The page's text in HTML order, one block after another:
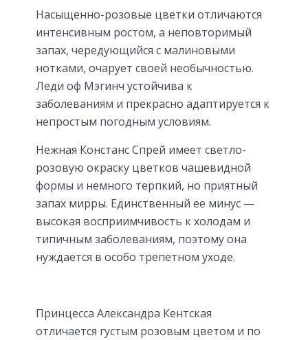
Насыщенно-розовые цветки отличаются
интенсивным ростом, а неповторимый
запах, чередующийся с малиновыми
нотками, очарует своей необычностью.
Леди оф Мэгинч устойчива к
заболеваниям и прекрасно адаптируется к
непростым погодным условиям.
Нежная Констанс Спрей имеет светло-
розовую окраску цветков чашевидной
формы и немного терпкий, но приятный
запах мирры. Единственный ее минус —
высокая восприимчивость к холодам и
типичным заболеваниям, поэтому она
нуждается в особо трепетном уходе.
Принцесса Александра Кентская
отличается густым розовым цветом и по